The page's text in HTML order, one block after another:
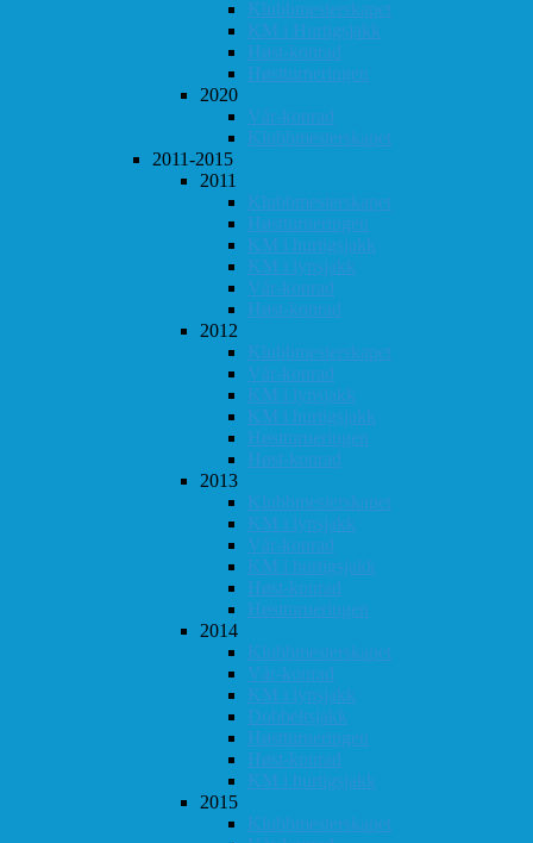
Klubbmesterskapet
KM i Hurtigsjakk
Høst-konrad
Høstturneringen
2020
Vår-konrad
Klubbmesterskapet
2011-2015
2011
Klubbmesterskapet
Høstturneringen
KM i hurtigsjakk
KM i lynsjakk
Vår-konrad
Høst-konrad
2012
Klubbmesterskapet
Vår-konrad
KM i lynsjakk
KM i hurtigsjakk
Høstturneringen
Høst-konrad
2013
Klubbmesterskapet
KM i lynsjakk
Vår-konrad
KM i hurtigsjakk
Høst-konrad
Høstturneringen
2014
Klubbmesterskapet
Vår-konrad
KM i lynsjakk
Dobbeltsjakk
Høstturneringen
Høst-konrad
KM i hurtigsjakk
2015
Klubbmesterskapet